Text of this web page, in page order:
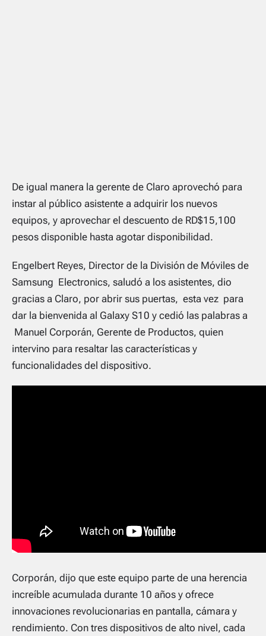
De igual manera la gerente de Claro aprovechó para
instar al público asistente a adquirir los nuevos
equipos, y aprovechar el descuento de RD$15,100
pesos disponible hasta agotar disponibilidad.
Engelbert Reyes, Director de la División de Móviles de
Samsung Electronics, saludó a los asistentes, dio
gracias a Claro, por abrir sus puertas, esta vez para
dar la bienvenida al Galaxy S10 y cedió las palabras a
Manuel Corporán, Gerente de Productos, quien
intervino para resaltar las características y
funcionalidades del dispositivo.
Corporán, dijo que este equipo parte de una herencia
increíble acumulada durante 10 años y ofrece
innovaciones revolucionarias en pantalla, cámara y
rendimiento. Con tres dispositivos de alto nivel, cada